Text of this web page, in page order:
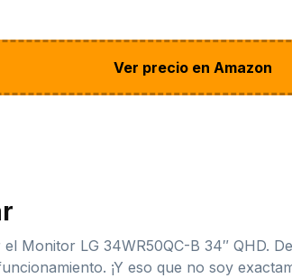
Ver precio en Amazon
Monitor LG 34WR50QC-B 34″ QHD.
¡Y eso que no soy